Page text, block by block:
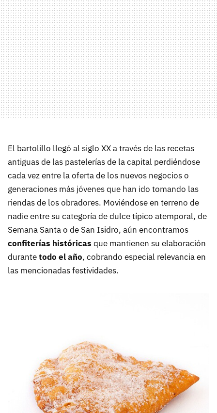
El bartolillo llegó al siglo XX a través de las recetas
antiguas de las pastelerías de la capital perdiéndose
cada vez entre la oferta de los nuevos negocios o
generaciones más jóvenes que han ido tomando las
riendas de los obradores. Moviéndose en terreno de
nadie entre su categoría de dulce típico atemporal, de
Semana Santa o de San Isidro, aún encontramos
confiterías históricas que mantienen su elaboración
durantetodo el año, cobrando especial relevancia en
las mencionadas festividades.